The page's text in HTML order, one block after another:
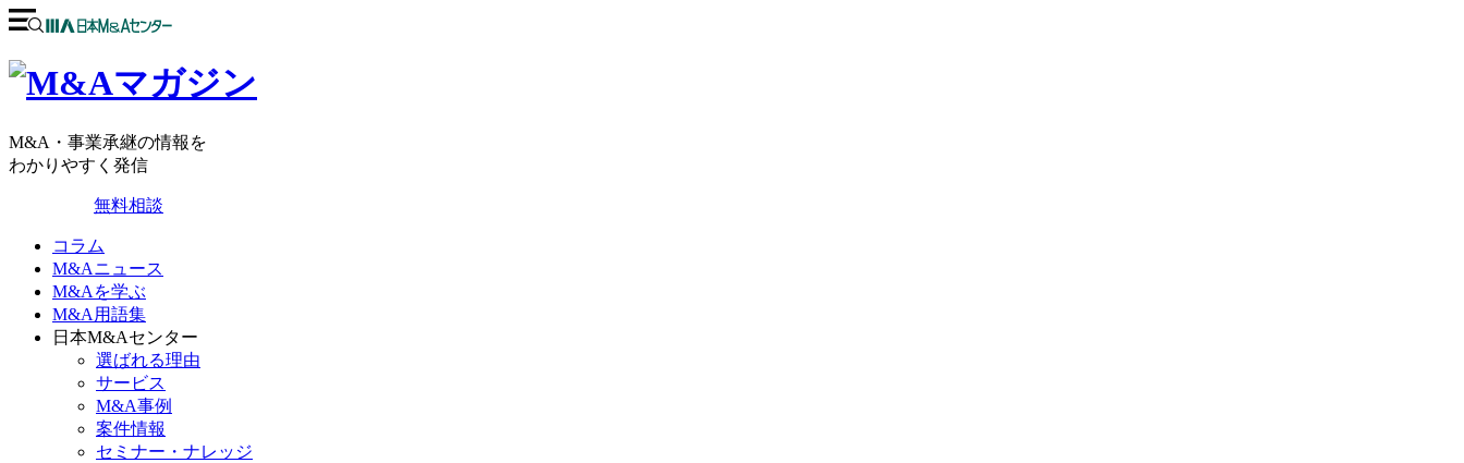
M&A・事業承継の情報を
わかりやすく発信
無料相談
コラム
M&Aニュース
M&Aを学ぶ
M&A用語集
日本M&Aセンター
選ばれる理由
サービス
M&A事例
案件情報
セミナー・ナレッジ